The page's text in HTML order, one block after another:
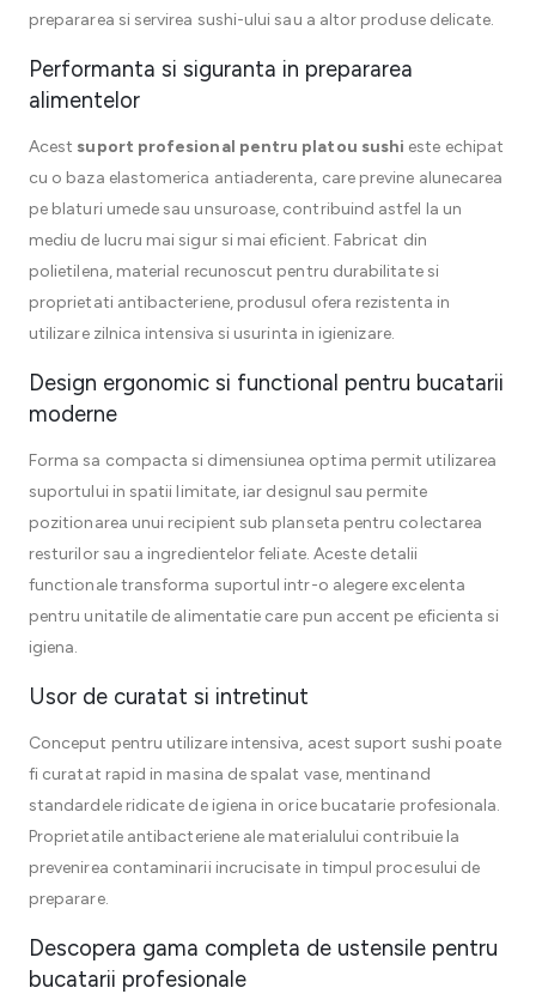
prepararea si servirea sushi-ului sau a altor produse delicate.
Performanta si siguranta in prepararea
alimentelor
Acest suport profesional pentru platou sushi este echipat
cu o baza elastomerica antiaderenta, care previne alunecarea
pe blaturi umede sau unsuroase, contribuind astfel la un
mediu de lucru mai sigur si mai eficient. Fabricat din
polietilena, material recunoscut pentru durabilitate si
proprietati antibacteriene, produsul ofera rezistenta in
utilizare zilnica intensiva si usurinta in igienizare.
Design ergonomic si functional pentru bucatarii
moderne
Forma sa compacta si dimensiunea optima permit utilizarea
suportului in spatii limitate, iar designul sau permite
pozitionarea unui recipient sub planseta pentru colectarea
resturilor sau a ingredientelor feliate. Aceste detalii
functionale transforma suportul intr-o alegere excelenta
pentru unitatile de alimentatie care pun accent pe eficienta si
igiena.
Usor de curatat si intretinut
Conceput pentru utilizare intensiva, acest suport sushi poate
fi curatat rapid in masina de spalat vase, mentinand
standardele ridicate de igiena in orice bucatarie profesionala.
Proprietatile antibacteriene ale materialului contribuie la
prevenirea contaminarii incrucisate in timpul procesului de
preparare.
Descopera gama completa de ustensile pentru
bucatarii profesionale